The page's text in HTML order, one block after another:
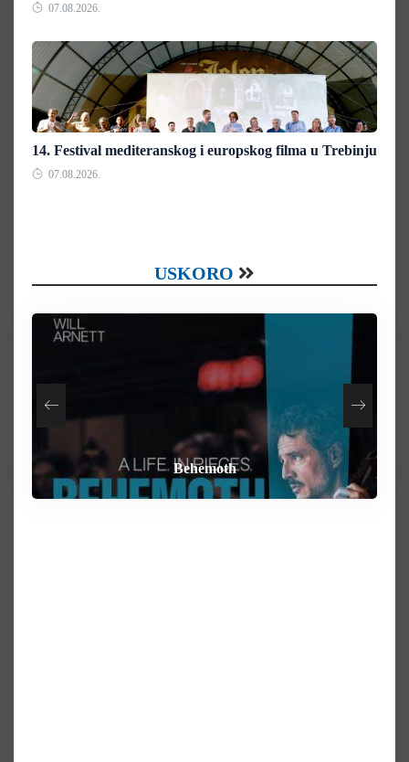
07.08.2026.
14. Festival mediteranskog i europskog filma u Trebinju
07.08.2026.
USKORO
Heart of the Beast
Behemoth
How To Rob A Bank
By Any Means